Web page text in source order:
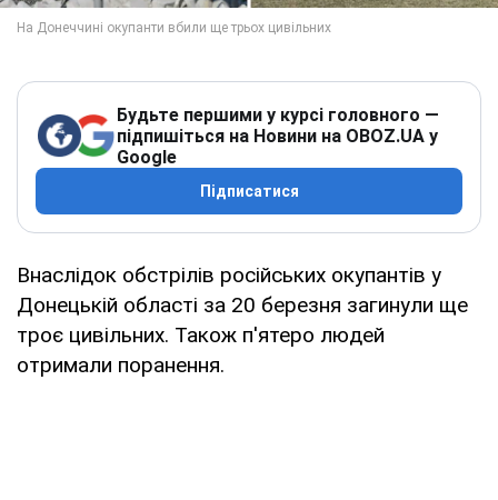
Будьте першими у курсі головного —
підпишіться на Новини на OBOZ.UA у
Google
Підписатися
Внаслідок обстрілів російських окупантів у
Донецькій області за 20 березня загинули ще
троє цивільних. Також п'ятеро людей
отримали поранення.